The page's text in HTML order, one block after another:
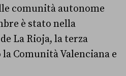
comunità autonome
è stato nella
La Rioja, la terza
Comunità Valenciana e